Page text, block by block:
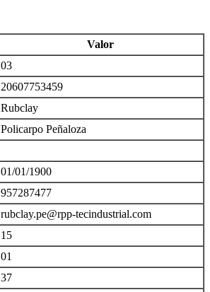
Valor
03
20607753459
Rubclay
Policarpo Peñaloza
01/01/1900
957287477
rubclay.pe@rpp-tecindustrial.com
15
01
37